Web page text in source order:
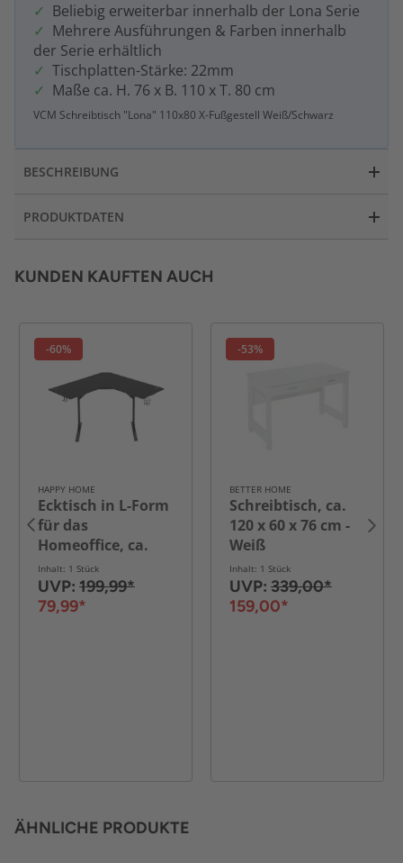
Beliebig erweiterbar innerhalb der Lona Serie
Mehrere Ausführungen & Farben innerhalb
der Serie erhältlich
Tischplatten-Stärke: 22mm
Maße ca. H. 76 x B. 110 x T. 80 cm
VCM Schreibtisch "Lona" 110x80 X-Fußgestell Weiß/Schwarz
BESCHREIBUNG
PRODUKTDATEN
KUNDEN KAUFTEN AUCH
-60%
HAPPY HOME
Ecktisch in L-Form
für das
Homeoffice, ca.
120 x 120 x 76 cm –
Schwarz
Inhalt: 1 Stück
UVP: 199,99*
79,99*
-53%
BETTER HOME
Schreibtisch, ca.
120 x 60 x 76 cm -
Weiß
Inhalt: 1 Stück
UVP: 339,00*
159,00*
ÄHNLICHE PRODUKTE